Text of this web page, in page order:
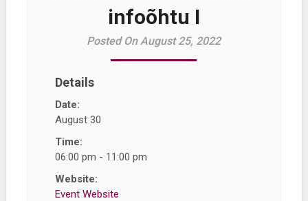
infoõhtu I
Posted On August 25, 2022
Details
Date:
August 30
Time:
06:00 pm - 11:00 pm
Website:
Event Website